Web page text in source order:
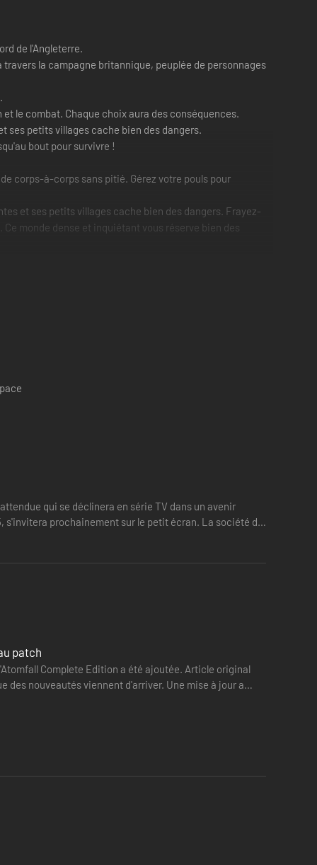
de l'Angleterre.
la campagne britannique, peuplée de personnages
le combat. Chaque choix aura des conséquences.
ses petits villages cache bien des dangers.
bout pour survivre !
corps-à-corps sans pitié. Gérez votre pouls pour
et ses petits villages cache bien des dangers. Frayez-
monde dense et inquiétant vous réserve bien des
qui se déclinera en série TV dans un avenir
s'invitera prochainement sur le petit écran. La société de
patch
Complete Edition a été ajoutée. Article original
des nouveautés viennent d'arriver. Une mise à jour a